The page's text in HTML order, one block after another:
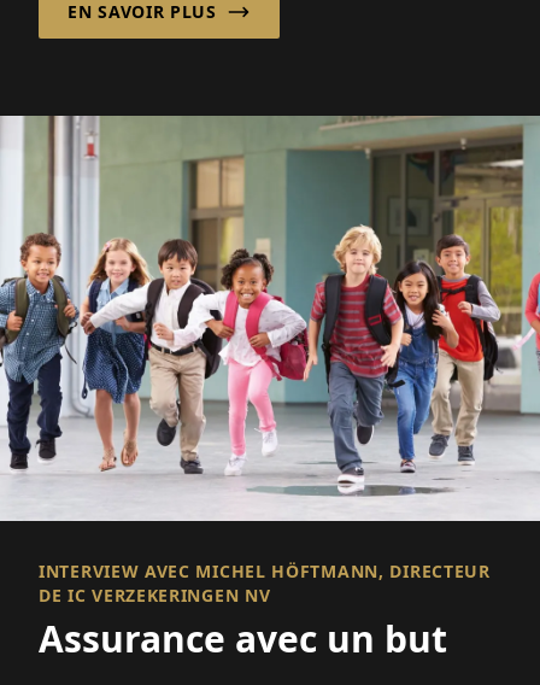
EN SAVOIR PLUS
INTERVIEW AVEC MICHEL HÖFTMANN, DIRECTEUR
DE IC VERZEKERINGEN NV
Assurance avec un but